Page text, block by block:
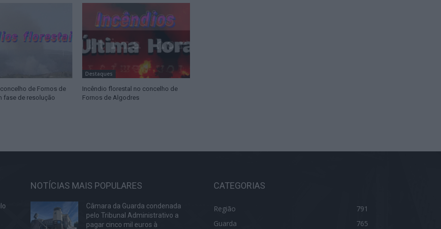
de Fornos de
fase de resolução
Destaques
Incêndio florestal no concelho de
Fornos de Algodres
NOTÍCIAS MAIS POPULARES
Câmara da Guarda condenada
pelo Tribunal Administrativo a
pagar cinco mil euros à
CATEGORIAS
Região
791
Guarda
765